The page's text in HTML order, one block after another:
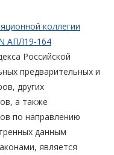
коллегии
АПЛ19-164
Российской
предварительных и
других
а также
по направлению
данным
является